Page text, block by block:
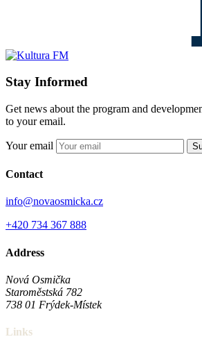
Stay Informed
Get news about the program and
to your email.
Your email
Contact
info@novaosmicka.cz
+420 734 367 888
Address
Nová Osmička
Staroměstská 782
738 01 Frýdek-Místek
Links